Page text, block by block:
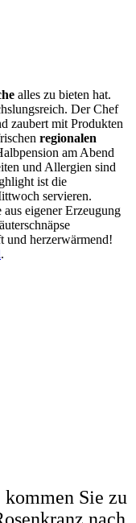
alles zu bieten hat.
Der Chef
zaubert mit Produkten
regionalen
am Abend
und Allergien sind
ist die
servieren.
eigener Erzeugung
und herzerwärmend!
.
kommen Sie zu